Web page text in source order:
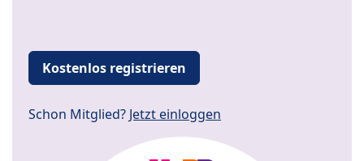
Kostenlos registrieren
Schon Mitglied? Jetzt einloggen